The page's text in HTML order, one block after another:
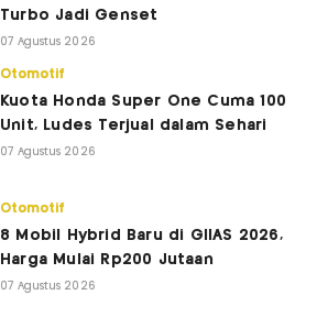
Turbo Jadi Genset
07 Agustus 2026
Otomotif
Kuota Honda Super One Cuma 100
Unit, Ludes Terjual dalam Sehari
07 Agustus 2026
Otomotif
8 Mobil Hybrid Baru di GIIAS 2026,
Harga Mulai Rp200 Jutaan
07 Agustus 2026